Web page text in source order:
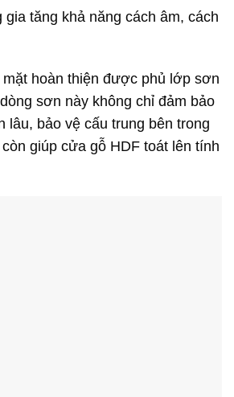
gia tăng khả năng cách âm, cách
hoàn thiện được phủ lớp sơn
sơn này không chỉ đảm bảo
lâu, bảo vệ cấu trung bên trong
giúp cửa gỗ HDF toát lên tính